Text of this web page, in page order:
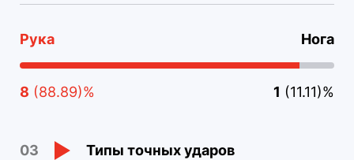
Рука Нога
8 (88.89)% 1 (11.11)%
03 Типы точных ударов